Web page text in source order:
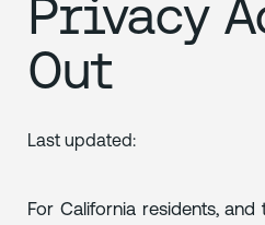
Privacy
Out
Last updated:
For California residents,